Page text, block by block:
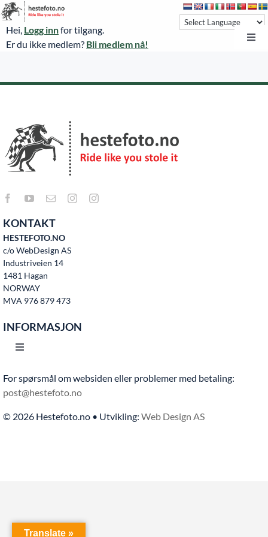
Skip
to
content
Hei, Logg innfor tilgang.
Er du ikke medlem? Bli medlem nå!
NoARK
Sverige
Søk
Agria Oslo Horse Show 2023
Bli medlem
Kontakt oss
KONTAKT
HESTEFOTO.NO
c/o WebDesign AS
Industriveien 14
1481 Hagan
NORWAY
MVA 976 879 473
INFORMASJON
Toggle
Hjem
Bruksvilkår
For spørsmål om websiden eller problemer med betaling:
post@hestefoto.no
© 2026 Hestefoto.no • Utvikling: Web Design AS
Translate »